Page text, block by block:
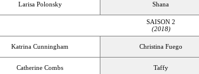
Larisa Polonsky Shana
SAISON 2
(2018)
Katrina Cunningham Christina Fuego
Catherine Combs Taffy